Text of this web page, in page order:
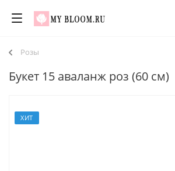
Розы
Букет 15 аваланж роз (60 см)
ХИТ